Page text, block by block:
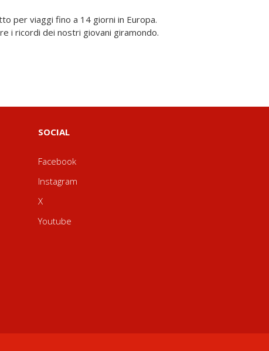
SOCIAL
Facebook
Instagram
X
Youtube